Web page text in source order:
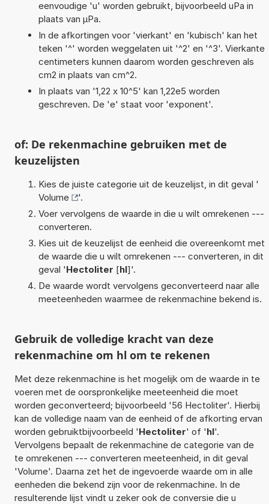
eenvoudige 'u' worden gebruikt, bijvoorbeeld uPa in
plaats van µPa.
In de afkortingen voor 'vierkant' en 'kubisch' kan het
teken '^' worden weggelaten uit '^2' en '^3'. Vierkante
centimeters kunnen daarom worden geschreven als
cm2 in plaats van cm^2.
In plaats van '1,22 x 10^5' kan 1,22e5 worden
geschreven. De 'e' staat voor 'exponent'.
of: De rekenmachine gebruiken met de
keuzelijsten
Kies de juiste categorie uit de keuzelijst, in dit geval '
Volume
'.
Voer vervolgens de waarde in die u wilt omrekenen ---
converteren.
Kies uit de keuzelijst de eenheid die overeenkomt met
de waarde die u wilt omrekenen --- converteren, in dit
geval 'Hectoliter [hl]'.
De waarde wordt vervolgens geconverteerd naar alle
meeteenheden waarmee de rekenmachine bekend is.
Gebruik de volledige kracht van deze
rekenmachine om hl om te rekenen
Met deze rekenmachine is het mogelijk om de waarde in te
voeren met de oorspronkelijke meeteenheid die moet
worden geconverteerd; bijvoorbeeld '56 Hectoliter'. Hierbij
kan de volledige naam van de eenheid of de afkorting ervan
worden gebruiktbijvoorbeeld 'Hectoliter' of 'hl'.
Vervolgens bepaalt de rekenmachine de categorie van de
te omrekenen --- converteren meeteenheid, in dit geval
'Volume'. Daarna zet het de ingevoerde waarde om in alle
eenheden die bekend zijn voor de rekenmachine. In de
resulterende lijst vindt u zeker ook de conversie die u